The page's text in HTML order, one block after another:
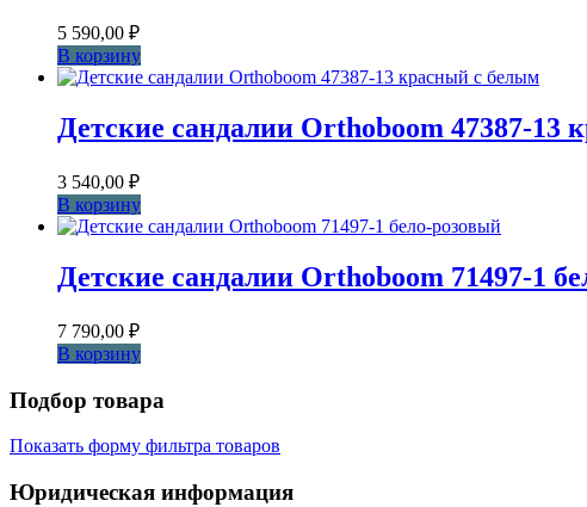
5 590,00 ₽
В корзину
Детские сандалии Orthoboom 47387-13
3 540,00 ₽
В корзину
Детские сандалии Orthoboom 71497-1
7 790,00 ₽
В корзину
Подбор товара
Показать форму фильтра товаров
Юридическая информация